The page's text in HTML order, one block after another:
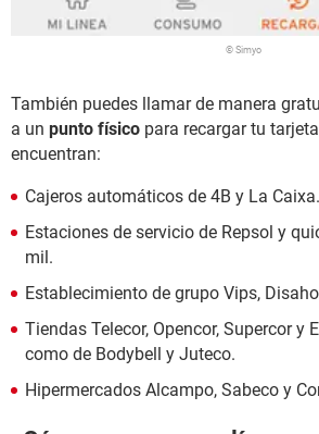
© Simyo
También puedes llamar de manera
a un punto físico para recargar tu
encuentran:
Cajeros automáticos de 4B y La Caixa.
Estaciones de servicio de Repsol y
mil.
Establecimiento de grupo Vips,
Tiendas Telecor, Opencor, Supercor y
como de Bodybell y Juteco.
Hipermercados Alcampo, Sabeco y